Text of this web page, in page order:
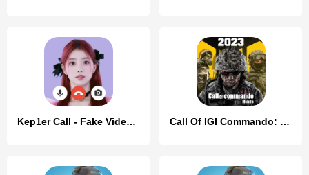
Kep1er Call - Fake Video Call Call Of IGI Commando: Mob Duty